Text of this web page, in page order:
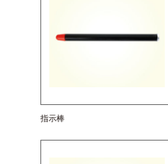
指示棒